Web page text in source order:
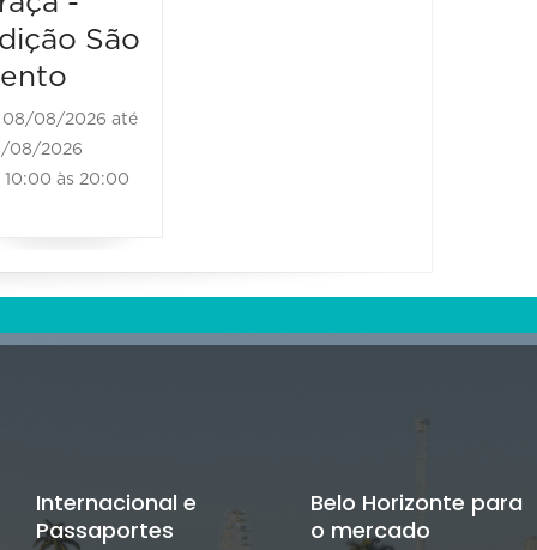
São
08/08/2026 até
08/2026
às 20:00
Internacional e
Passaportes
Belo Horizonte para
o mercado